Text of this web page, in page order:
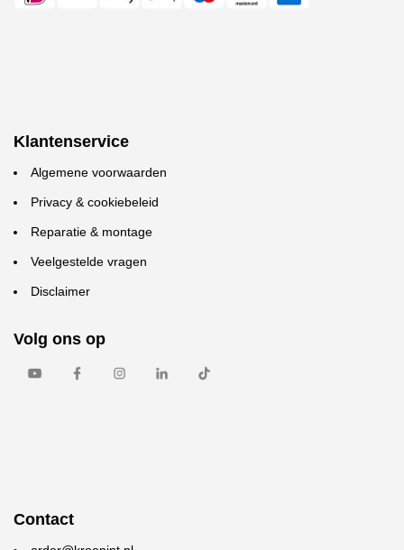
Klantenservice
Algemene voorwaarden
Privacy & cookiebeleid
Reparatie & montage
Veelgestelde vragen
Disclaimer
Volg ons op
Contact